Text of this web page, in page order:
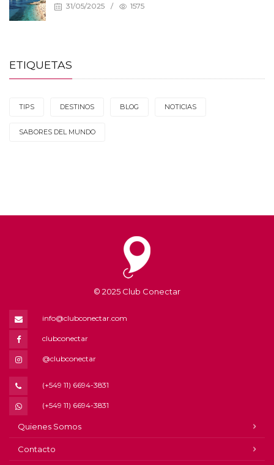
31/05/2025 / 1575
ETIQUETAS
TIPS DESTINOS BLOG NOTICIAS
SABORES DEL MUNDO
© 2025 Club Conectar
info@clubconectar.com
clubconectar
@clubconectar
(+549 11) 6694-3831
(+549 11) 6694-3831
Quienes Somos
Contacto